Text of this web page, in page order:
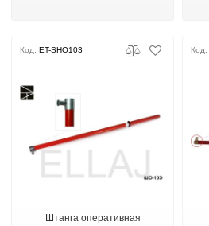
Код: ET-SHO103
Штанга оперативная
Код: